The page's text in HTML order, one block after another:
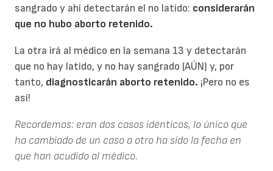
sangrado y ahí detectarán el no latido: considerarán
que no hubo aborto retenido.
La otra irá al médico en la semana 13 y detectarán
que no hay latido, y no hay sangrado (AÚN) y, por
tanto, diagnosticarán aborto retenido. ¡Pero no es
así!
Recordemos: eran dos casos idénticos, lo único que
ha cambiado de un caso a otro ha sido la fecha en
que han acudido al médico.